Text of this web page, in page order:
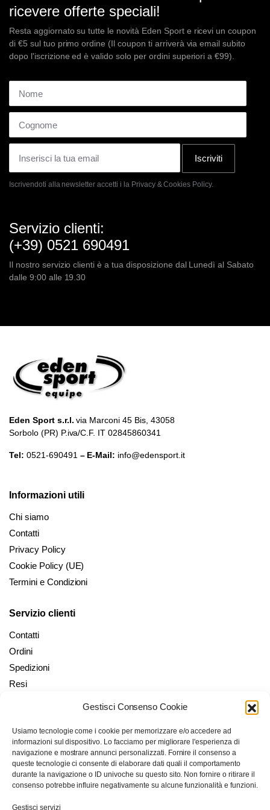
Gestisci Consenso Cookie
Usiamo tecnologie come i cookie per memorizzare e/o accedere ad
informazioni sul dispositivo. Lo facciamo per migliorare l'esperienza di
navigazione e mostrare annunci personalizzati. Fornire il consenso a
queste tecnologie ci consente di elaborare dati quali il comportamento
durante la navigazione o ID univoche su questo sito. Non fornire o ritirare il
consenso potrebbe influire negativamente su alcune funzionalità e funzioni.
Gestisci servizi
ricevere offerte speciali!
Resta aggiornato su tutte le novità Eden Sport e ricevi un coupon
di €5 sul tuo primo ordine (Il coupon ti arriverà via email subito
dopo l'iscrizione ed è valido solo per ordini superiori a €99).
Iscriviti
Iscrivendoti alla newsletter accetti i la Privacy & Cookies Policy.
Servizio clienti:
(+39) 0521 690491
Il nostro servizio clienti è a tua disposizione dal Lunedì al Sabato
dalle 9:00 alle 19.30
Eden Sport s.r.l. via Marconi 45 Bis, 43058
Sorbolo (PR) P.iva/C.F. IT 02845860341
Tel: 0521-690491– E-Mail: info@edensport.it
Informazioni utili
Chi siamo
Contatti
Privacy Policy
Cookie Policy (UE)
Termini e Condizioni
Servizio clienti
Contatti
Ordini
Spedizioni
Resi
Il mio Account
Checkout
Carrello
Wishlist